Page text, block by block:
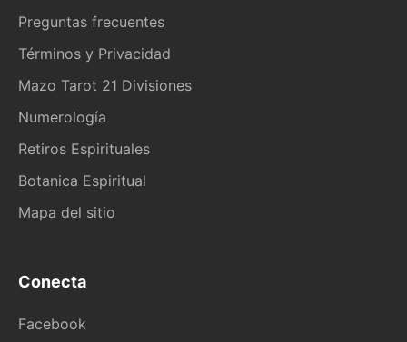
Preguntas frecuentes
Términos y Privacidad
Mazo Tarot 21 Divisiones
Numerología
Retiros Espirituales
Botanica Espiritual
Mapa del sitio
Conecta
Facebook